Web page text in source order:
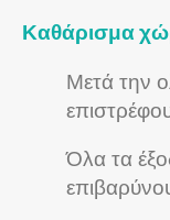
Καθάρισμα
Μετά την
Όλα τα